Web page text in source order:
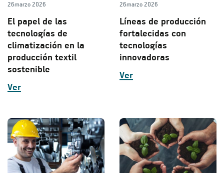
26marzo 2026
El papel de las
tecnologías de
climatización en la
producción textil
sostenible
Ver
26marzo 2026
Líneas de producción
fortalecidas con
tecnologías
innovadoras
Ver